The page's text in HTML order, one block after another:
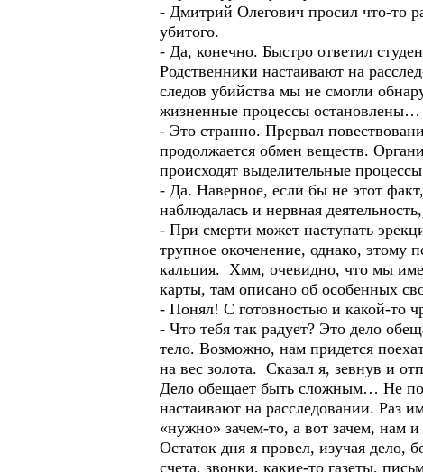
- Дмитрий Олегович просил что-то
убитого.
- Да, конечно. Быстро ответил
Родственники настаивают на
следов убийства мы не смогли
жизненные процессы остановлены…
- Это странно. Прервал
продолжается обмен веществ.
происходят выделительные
- Да. Наверное, если бы не этот
наблюдалась и нервная
- При смерти может наступать
трупное окоченение, однако, этому
кальция. Хмм, очевидно, что мы
карты, там описано об особенных
- Понял! С готовностью и какой-то
- Что тебя так радует? Это дело
тело. Возможно, нам придется
на вес золота. Сказал я, зевнув и
Дело обещает быть сложным… Не
настаивают на расследовании. Раз
«нужно» зачем-то, а вот зачем, нам
Остаток дня я провел, изучая дело,
счета, звонки, какие-то газеты,